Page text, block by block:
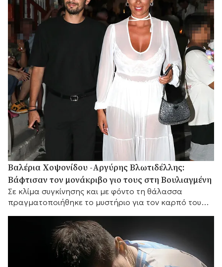
Βαλέρια Χοψονίδου -Αργύρης Βλωτιδέλλης:
Βάφτισαν τον μονάκριβο γιο τους στη Βουλιαγμένη
Σε κλίμα συγκίνησης και με φόντο τη θάλασσα
πραγματοποιήθηκε το μυστήριο για τον καρπό του